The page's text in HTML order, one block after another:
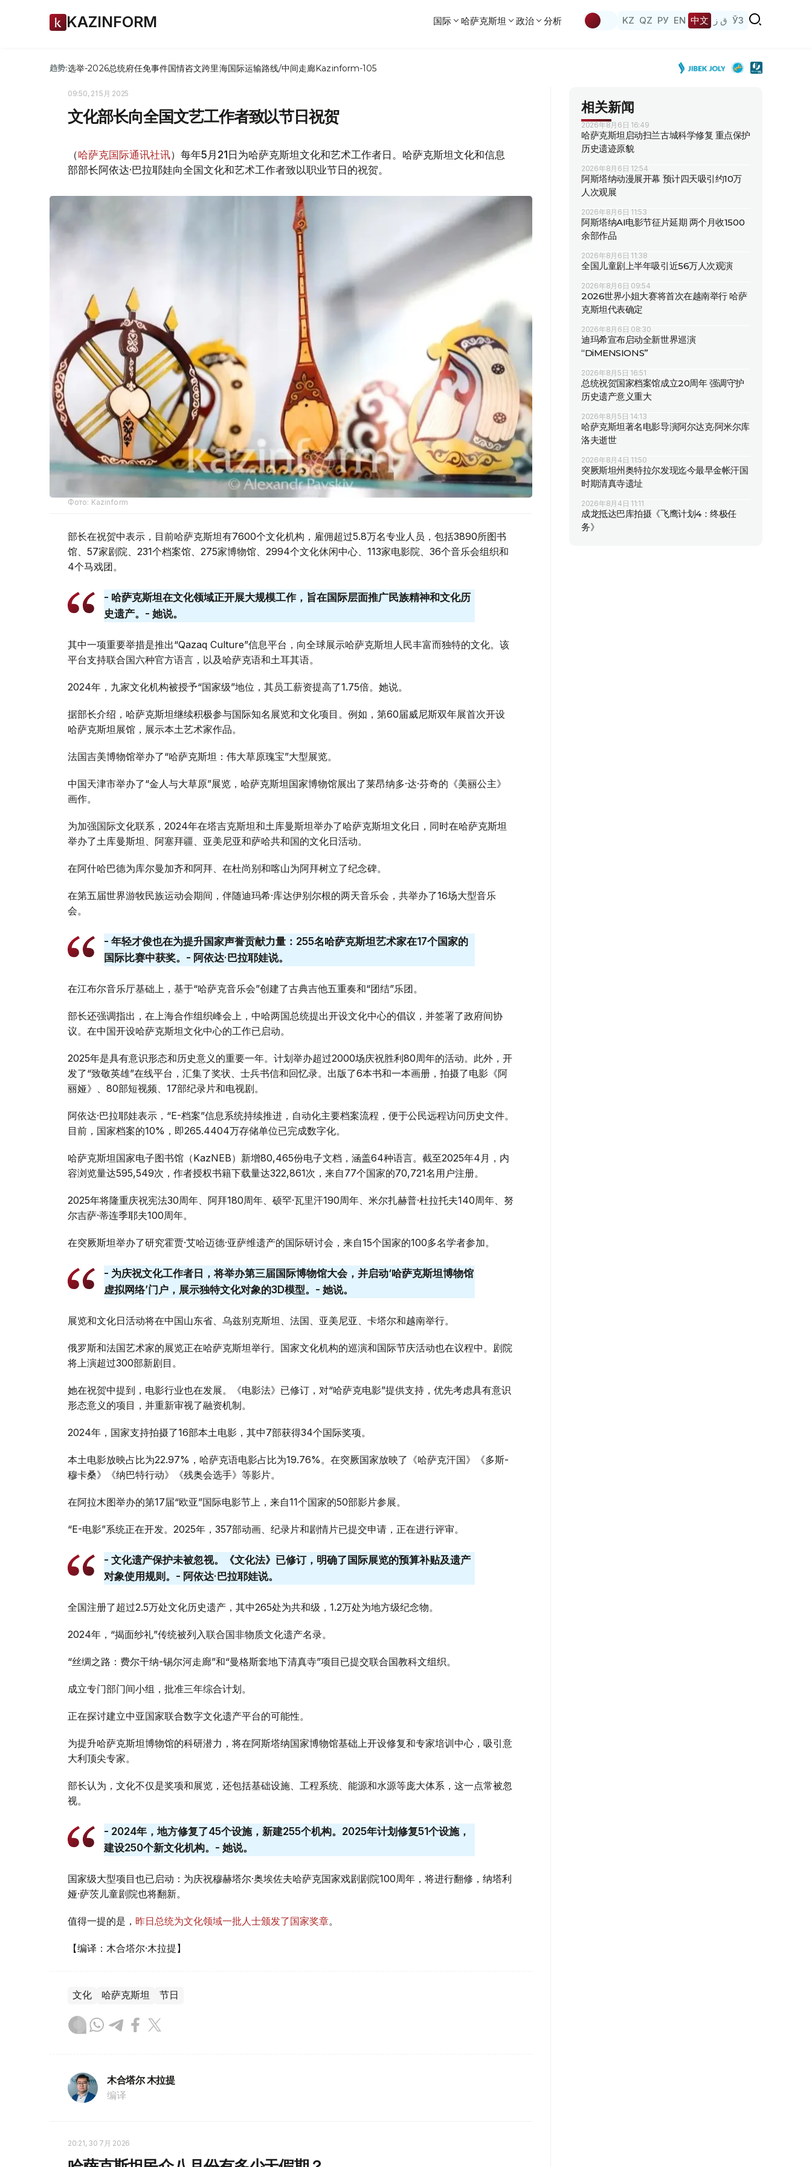
KAZINFORM 国际 哈萨克斯坦 政治 分析 KZ QZ РУ EN 中文 ق ز ЎЗ
趋势:选举-2026总统府任免事件国情咨文跨里海国际运输路线/中间走廊Kazinform-105
09:50, 21 5月 2025
文化部长向全国文艺工作者致以节日祝贺
（哈萨克国际通讯社讯）每年5月21日为哈萨克斯坦文化和艺术工作者日。哈萨克斯坦文化和信息
部部长阿依达·巴拉耶娃向全国文化和艺术工作者致以职业节日的祝贺。
Фото: Kazinform
部长在祝贺中表示，目前哈萨克斯坦有7600个文化机构，雇佣超过5.8万名专业人员，包括3890所图书
馆、57家剧院、231个档案馆、275家博物馆、2994个文化休闲中心、113家电影院、36个音乐会组织和
4个马戏团。
- 哈萨克斯坦在文化领域正开展大规模工作，旨在国际层面推广民族精神和文化历
史遗产。- 她说。
其中一项重要举措是推出“Qazaq Culture”信息平台，向全球展示哈萨克斯坦人民丰富而独特的文化。该
平台支持联合国六种官方语言，以及哈萨克语和土耳其语。
2024年，九家文化机构被授予“国家级”地位，其员工薪资提高了1.75倍。她说。
据部长介绍，哈萨克斯坦继续积极参与国际知名展览和文化项目。例如，第60届威尼斯双年展首次开设
哈萨克斯坦展馆，展示本土艺术家作品。
法国吉美博物馆举办了“哈萨克斯坦：伟大草原瑰宝”大型展览。
中国天津市举办了“金人与大草原”展览，哈萨克斯坦国家博物馆展出了莱昂纳多·达·芬奇的《美丽公主》
画作。
为加强国际文化联系，2024年在塔吉克斯坦和土库曼斯坦举办了哈萨克斯坦文化日，同时在哈萨克斯坦
举办了土库曼斯坦、阿塞拜疆、亚美尼亚和萨哈共和国的文化日活动。
在阿什哈巴德为库尔曼加齐和阿拜、在杜尚别和喀山为阿拜树立了纪念碑。
在第五届世界游牧民族运动会期间，伴随迪玛希·库达伊别尔根的两天音乐会，共举办了16场大型音乐
会。
- 年轻才俊也在为提升国家声誉贡献力量：255名哈萨克斯坦艺术家在17个国家的
国际比赛中获奖。- 阿依达·巴拉耶娃说。
在江布尔音乐厅基础上，基于“哈萨克音乐会”创建了古典吉他五重奏和“团结”乐团。
部长还强调指出，在上海合作组织峰会上，中哈两国总统提出开设文化中心的倡议，并签署了政府间协
议。在中国开设哈萨克斯坦文化中心的工作已启动。
2025年是具有意识形态和历史意义的重要一年。计划举办超过2000场庆祝胜利80周年的活动。此外，开
发了“致敬英雄”在线平台，汇集了奖状、士兵书信和回忆录。出版了6本书和一本画册，拍摄了电影《阿
丽娅》、80部短视频、17部纪录片和电视剧。
阿依达·巴拉耶娃表示，“E-档案”信息系统持续推进，自动化主要档案流程，便于公民远程访问历史文件。
目前，国家档案的10%，即265.4404万存储单位已完成数字化。
哈萨克斯坦国家电子图书馆（KazNEB）新增80,465份电子文档，涵盖64种语言。截至2025年4月，内
容浏览量达595,549次，作者授权书籍下载量达322,861次，来自77个国家的70,721名用户注册。
2025年将隆重庆祝宪法30周年、阿拜180周年、硕罕·瓦里汗190周年、米尔扎赫普·杜拉托夫140周年、努
尔吉萨·蒂连季耶夫100周年。
在突厥斯坦举办了研究霍贾·艾哈迈德·亚萨维遗产的国际研讨会，来自15个国家的100多名学者参加。
- 为庆祝文化工作者日，将举办第三届国际博物馆大会，并启动‘哈萨克斯坦博物馆
虚拟网络’门户，展示独特文化对象的3D模型。- 她说。
展览和文化日活动将在中国山东省、乌兹别克斯坦、法国、亚美尼亚、卡塔尔和越南举行。
俄罗斯和法国艺术家的展览正在哈萨克斯坦举行。国家文化机构的巡演和国际节庆活动也在议程中。剧院
将上演超过300部新剧目。
她在祝贺中提到，电影行业也在发展。《电影法》已修订，对“哈萨克电影”提供支持，优先考虑具有意识
形态意义的项目，并重新审视了融资机制。
2024年，国家支持拍摄了16部本土电影，其中7部获得34个国际奖项。
本土电影放映占比为22.97%，哈萨克语电影占比为19.76%。在突厥国家放映了《哈萨克汗国》《多斯-
穆卡桑》《纳巴特行动》《残奥会选手》等影片。
在阿拉木图举办的第17届“欧亚”国际电影节上，来自11个国家的50部影片参展。
“E-电影”系统正在开发。2025年，357部动画、纪录片和剧情片已提交申请，正在进行评审。
- 文化遗产保护未被忽视。《文化法》已修订，明确了国际展览的预算补贴及遗产
对象使用规则。- 阿依达·巴拉耶娃说。
全国注册了超过2.5万处文化历史遗产，其中265处为共和级，1.2万处为地方级纪念物。
2024年，“揭面纱礼”传统被列入联合国非物质文化遗产名录。
“丝绸之路：费尔干纳-锡尔河走廊”和“曼格斯套地下清真寺”项目已提交联合国教科文组织。
成立专门部门间小组，批准三年综合计划。
正在探讨建立中亚国家联合数字文化遗产平台的可能性。
为提升哈萨克斯坦博物馆的科研潜力，将在阿斯塔纳国家博物馆基础上开设修复和专家培训中心，吸引意
大利顶尖专家。
部长认为，文化不仅是奖项和展览，还包括基础设施、工程系统、能源和水源等庞大体系，这一点常被忽
视。
- 2024年，地方修复了45个设施，新建255个机构。2025年计划修复51个设施，
建设250个新文化机构。- 她说。
国家级大型项目也已启动：为庆祝穆赫塔尔·奥埃佐夫哈萨克国家戏剧剧院100周年，将进行翻修，纳塔利
娅·萨茨儿童剧院也将翻新。
值得一提的是， 昨日总统为文化领域一批人士颁发了国家奖章。
【编译：木合塔尔·木拉提】
文化 哈萨克斯坦 节日
木合塔尔 木拉提
编译
20:21, 30 7月 2026
相关新闻
2026年8月6日 16:49
哈萨克斯坦启动扫兰古城科学修复 重点保护
历史遗迹原貌
2026年8月6日 12:54
阿斯塔纳动漫展开幕 预计四天吸引约10万
人次观展
2026年8月6日 11:53
阿斯塔纳AI电影节征片延期 两个月收1500
余部作品
2026年8月6日 11:38
全国儿童剧上半年吸引近56万人次观演
2026年8月6日 09:54
2026世界小姐大赛将首次在越南举行 哈萨
克斯坦代表确定
2026年8月6日 08:30
迪玛希宣布启动全新世界巡演
“DiMENSIONS”
2026年8月5日 16:51
总统祝贺国家档案馆成立20周年 强调守护
历史遗产意义重大
2026年8月5日 14:13
哈萨克斯坦著名电影导演阿尔达克·阿米尔库
洛夫逝世
2026年8月4日 11:50
突厥斯坦州奥特拉尔发现迄今最早金帐汗国
时期清真寺遗址
2026年8月4日 11:11
成龙抵达巴库拍摄《飞鹰计划4：终极任
务》